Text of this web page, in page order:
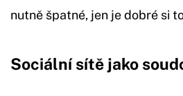
nutně špatné, jen je dobré si
Sociální sítě jako